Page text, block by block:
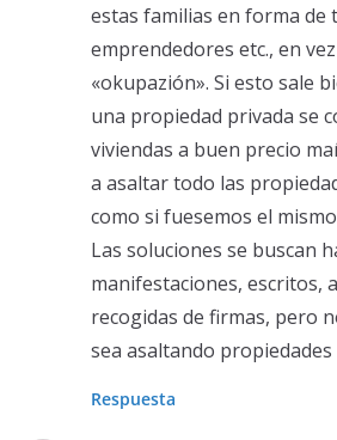
estas familias en forma de
emprendedores etc., en
«okupazión». Si esto sale
una propiedad privada se
viviendas a buen precio
a asaltar todo las
como si fuesemos el
Las soluciones se buscan
manifestaciones, escritos,
recogidas de firmas, pero
sea asaltando propiedades
Respuesta